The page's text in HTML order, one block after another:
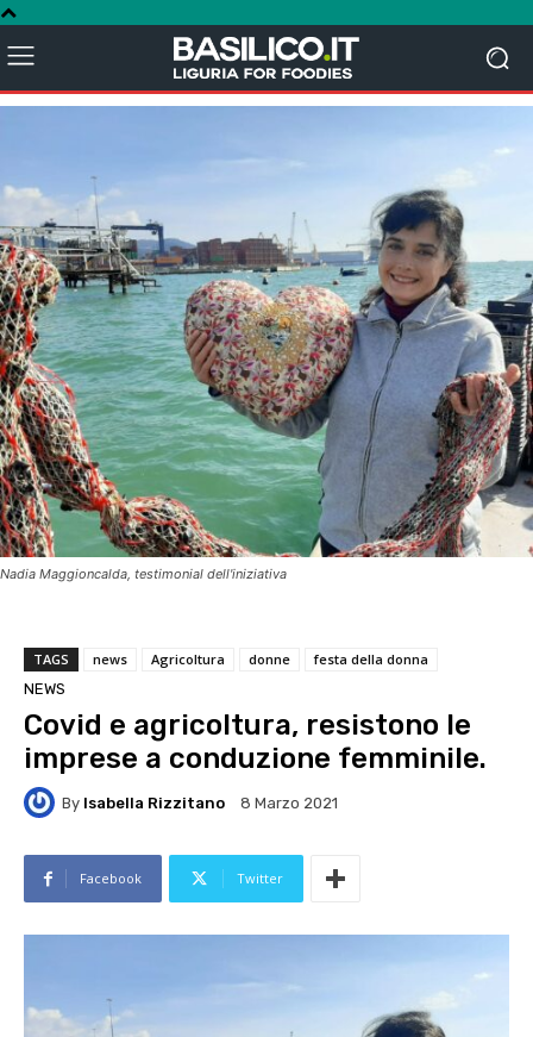
Nadia Maggioncalda, testimonial dell'iniziativa
TAGS news Agricoltura donne
festa della donna
NEWS
Covid e agricoltura, resistono le
imprese a conduzione femminile.
By Isabella Rizzitano 8 Marzo 2021
Facebook Twitter